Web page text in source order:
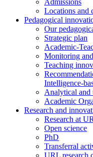
Locations and
Pedagogical
Our
Strategic plan
Academic-
Monitoring
Teaching
Intelligence-
Analytical and
Academic
Research and
Research at
Open science
PhD
Transferral
URL research